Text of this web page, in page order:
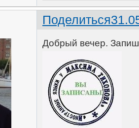
Поделиться
Добрый вечер.